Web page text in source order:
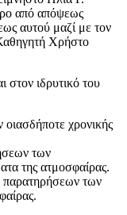
από απόψεως
αυτού μαζί με τον
Χρήστο
στον ιδρυτικό του
χρονικής
των
της ατμοσφαίρας.
παρατηρήσεων των